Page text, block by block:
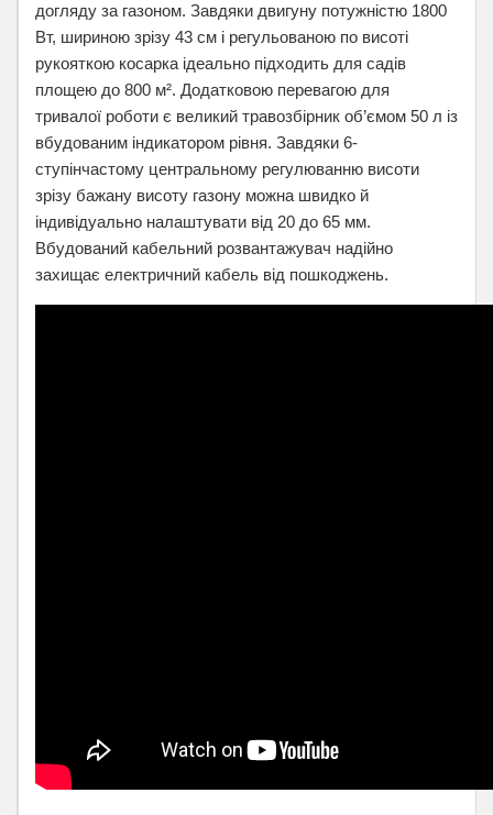
догляду за газоном. Завдяки двигуну потужністю 1800
Вт, шириною зрізу 43 см і регульованою по висоті
рукояткою косарка ідеально підходить для садів
площею до 800 м². Додатковою перевагою для
тривалої роботи є великий травозбірник об’ємом 50 л із
вбудованим індикатором рівня. Завдяки 6-
ступінчастому центральному регулюванню висоти
зрізу бажану висоту газону можна швидко й
індивідуально налаштувати від 20 до 65 мм.
Вбудований кабельний розвантажувач надійно
захищає електричний кабель від пошкоджень.